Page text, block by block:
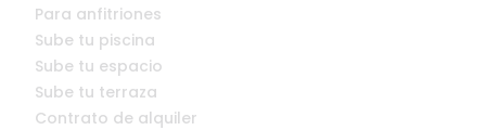
Para anfitriones
Sube tu piscina
Sube tu espacio
Sube tu terraza
Contrato de alquiler